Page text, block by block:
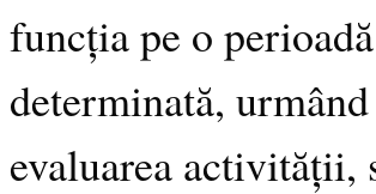
funcția pe o perioadă
determinată,
evaluarea activității,